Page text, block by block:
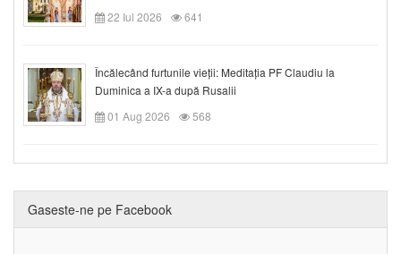
22 Iul 2026
641
Încălecând furtunile vieții: Meditația PF Claudiu la
Duminica a IX-a după Rusalii
01 Aug 2026
568
Gaseste-ne pe Facebook